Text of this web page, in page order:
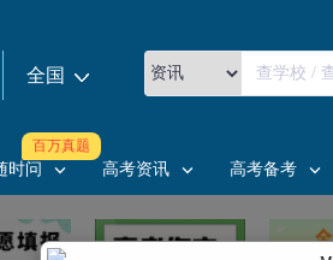
全国
华北地区 北京 天津 河北 山西 内蒙古
华东地区
时问
百万真题
高考资讯 高考备考